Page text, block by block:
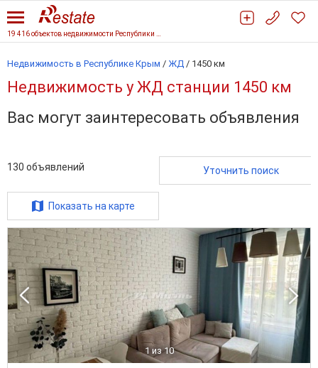
Недвижимость в Республике Крым / ЖД / 1450 км
Недвижимость у ЖД станции 1450 км
Вас могут заинтересовать объявления
130 объявлений Уточнить поиск
Показать на карте
1 из 10